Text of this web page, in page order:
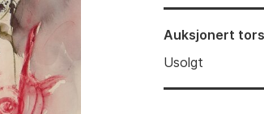
Auksjonert
Usolgt